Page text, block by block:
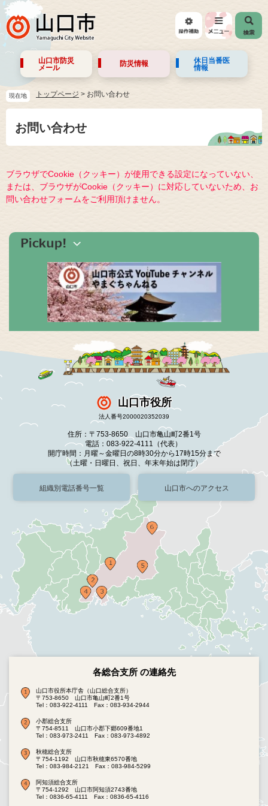
山口市防災
メール
防災情報
休日当番医
情報
現在地 トップページ > お問い合わせ
お問い合わせ
ブラウザでCookie（クッキー）が使用できる設定になっていない、
または、ブラウザがCookie（クッキー）に対応していないため、お
問い合わせフォームをご利用頂けません。
山口市役所
法人番号2000020352039
住所：〒753-8650 山口市亀山町2番1号
電話：083-922-4111（代表）
開庁時間：月曜～金曜日の8時30分から17時15分まで
（土曜・日曜日、祝日、年末年始は閉庁）
組織別電話番号一覧 山口市へのアクセス
各総合支所 の連絡先
山口市役所本庁舎（山口総合支所）
〒753-8650 山口市亀山町2番1号
Tel：083-922-4111
Fax：083-934-2944
小郡総合支所
〒754-8511 山口市小郡下郷609番地1
Tel：083-973-2411
Fax：083-973-4892
秋穂総合支所
〒754-1192 山口市秋穂東6570番地
Tel：083-984-2121
Fax：083-984-5299
阿知須総合支所
〒754-1292 山口市阿知須2743番地
Tel：0836-65-4111
Fax：0836-65-4116